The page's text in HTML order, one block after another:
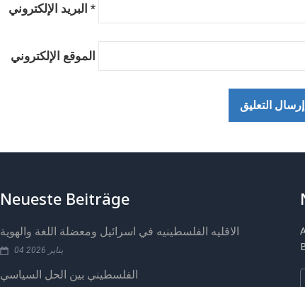
*
الموقع الإلكتروني
Neueste Beiträge
الاقليه الفلسطينيه في اسرائيل ومعضلة اللغة والهوية
04 يناير 2026
الفلسطيني بين الحل السياسي